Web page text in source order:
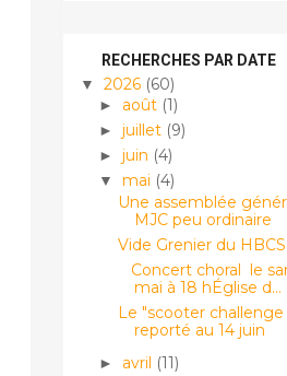
RECHERCHES PAR DATE
▼ 2026 (60)
► août (1)
► juillet (9)
► juin (4)
▼ mai (4)
Une assemblée
MJC peu ordinaire
Vide Grenier du
Concert choral le
mai à 18 hÉglise d...
Le "scooter
reporté au 14 juin
► avril (11)